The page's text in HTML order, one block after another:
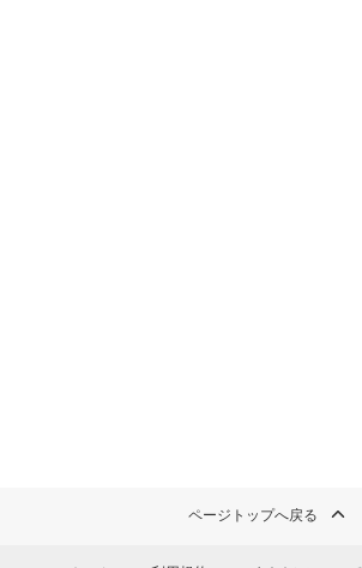
ページトップへ戻る